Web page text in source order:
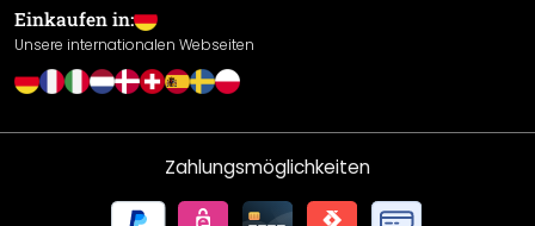
Cookie Einstellungen
Einkaufen in:
Unsere internationalen Webseiten
Zahlungsmöglichkeiten